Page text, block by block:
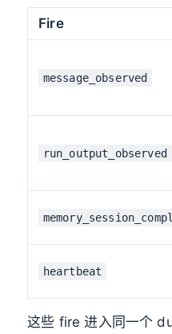
Fire
message_observed
run_output_observed
heartbeat
这些 fire 进入同一个